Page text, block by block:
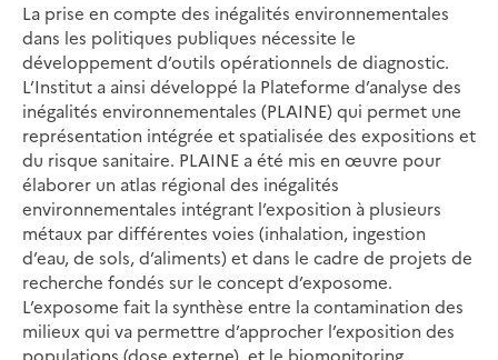
La prise en compte des inégalités environnementales
dans les politiques publiques nécessite le
développement d’outils opérationnels de diagnostic.
L’Institut a ainsi développé la Plateforme d’analyse des
inégalités environnementales (PLAINE) qui permet une
représentation intégrée et spatialisée des expositions et
du risque sanitaire. PLAINE a été mis en œuvre pour
élaborer un atlas régional des inégalités
environnementales intégrant l’exposition à plusieurs
métaux par différentes voies (inhalation, ingestion
d’eau, de sols, d’aliments) et dans le cadre de projets de
recherche fondés sur le concept d’exposome.
L’exposome fait la synthèse entre la contamination des
milieux qui va permettre d’approcher l’exposition des